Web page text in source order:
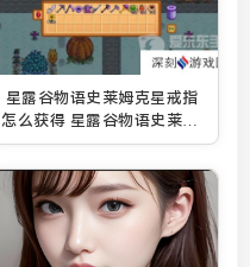
星露谷物语史莱姆克星戒指
怎么获得 星露谷物语史莱姆
克星戒指获取方法